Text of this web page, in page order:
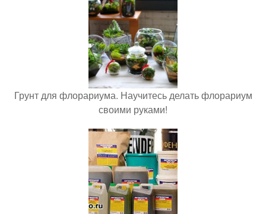
Грунт для флорариума. Научитесь делать флорариум
своими руками!